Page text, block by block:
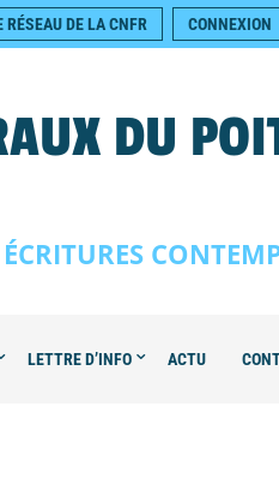
RÉSEAU DE LA CNFR CONNEXION
DU
LETTRE D’INFO ACTU